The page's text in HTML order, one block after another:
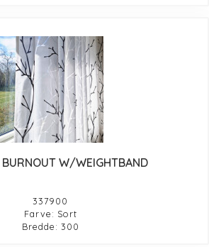
BURNOUT W/WEIGHTBAND
337900
Farve: Sort
Bredde: 300